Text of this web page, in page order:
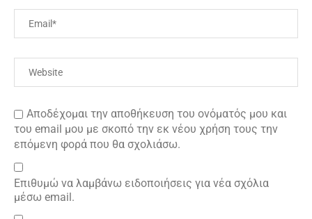
Αποδέχομαι την αποθήκευση του ονόματός μου και
του email μου με σκοπό την εκ νέου χρήση τους την
επόμενη φορά που θα σχολιάσω.
Επιθυμώ να λαμβάνω ειδοποιήσεις για νέα σχόλια
μέσω email.